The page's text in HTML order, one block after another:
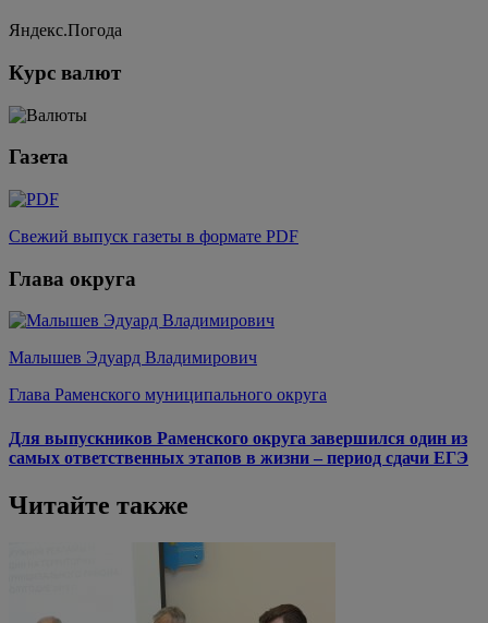
Яндекс.Погода
Курс валют
Газета
Свежий выпуск газеты в формате PDF
Глава округа
Малышев Эдуард Владимирович
Глава Раменского муниципального округа
Для выпускников Раменского округа завершился один из
самых ответственных этапов в жизни – период сдачи ЕГЭ
Читайте также